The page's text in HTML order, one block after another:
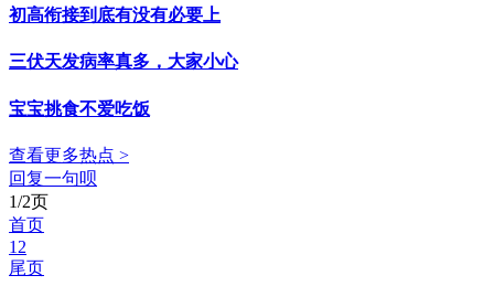
初高衔接到底有没有必要上
三伏天发病率真多，大家小心
宝宝挑食不爱吃饭
查看更多热点 >
回复一句呗
1/2页
首页
1 2
尾页